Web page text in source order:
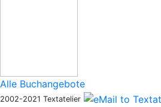
Alle Buchangebote
2002-2021 Textatelier